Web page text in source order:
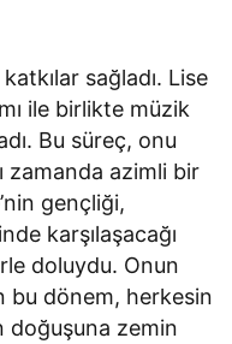
sağladı. Lise
ile birlikte müzik
Bu süreç, onu
zamanda azimli bir
gençliği,
karşılaşacağı
doluydu. Onun
bu dönem, herkesin
doğuşuna zemin